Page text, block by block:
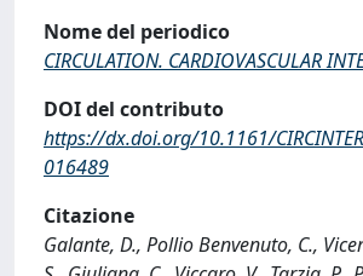
Nome del periodico
CIRCULATION. CARDIOVASCULAR
DOI del contributo
https://dx.doi.org/10.1161/
016489
Citazione
Galante, D., Pollio Benvenuto, C.,